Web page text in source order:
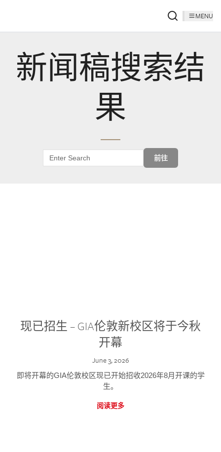
MENU
新闻稿搜索结
果
前往
现已招生 – GIA伦敦新校区将于今秋
开幕
June 3, 2026
即将开幕的GIA伦敦校区现已开始招收2026年8月开课的学
生。
阅读更多